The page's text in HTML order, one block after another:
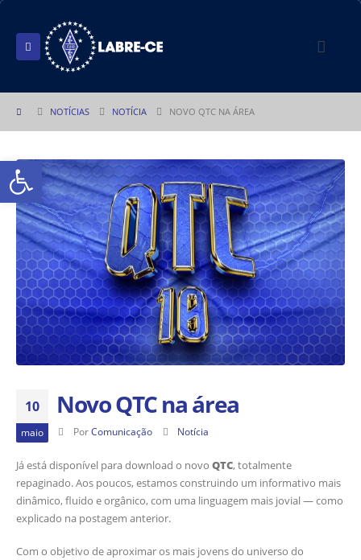
Abrir a barra de ferramentas
NOTÍCIAS NOTÍCIA NOVO QTC NA ÁREA
10
maio
Novo QTC na área
PorComunicação Notícia
Já está disponível para download o novo QTC, totalmente
repaginado. Aos poucos, estamos construindo um informativo mais
dinâmico, fluido e orgânico, com uma linguagem mais jovial — como
explicado na postagem anterior.
Com o objetivo de aproximar os mais jovens do universo do